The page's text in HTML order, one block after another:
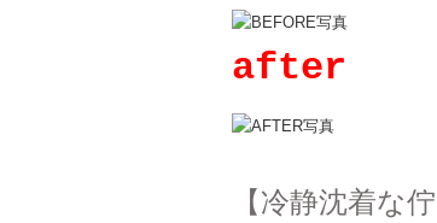
after
【冷静沈着な